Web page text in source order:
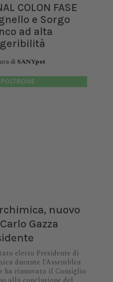
COLON FASE
e Sorgo
ad alta
di SANYpet
POLTRONE
nuovo
Gazza
eletto Presidente di
durante l’Assemblea
ha rinnovato il Consiglio